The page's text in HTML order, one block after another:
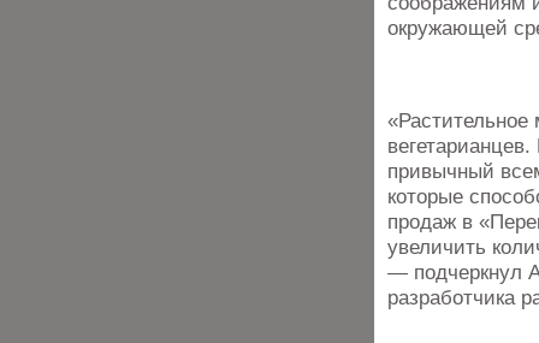
окружающей
привычный
которые
продаж в
увеличить
— подчеркнул
разработчика